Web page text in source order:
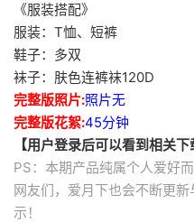
《服装搭配》
服装：T恤、短裤
鞋子：多双
袜子：肤色连裤袜120D
完整版照片:照片无
完整版花絮:45分钟
【用户登录后可以看到相关下
PS：本期产品纯属个人爱好
网友们，爱月下也会不断更
示！